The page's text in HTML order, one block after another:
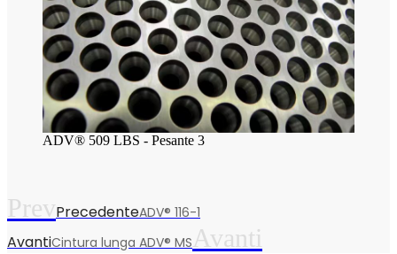
ADV® 509 LBS - Pesante 3
PrevPrecedenteADV® 116-1
AvantiCintura lunga ADV® MS Avanti